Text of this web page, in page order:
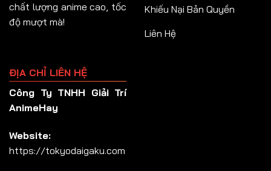
chất lượng anime cao, tốc
độ mượt mà!
Khiếu Nại Bản Quyền
Liên Hệ
ĐỊA CHỈ LIÊN HỆ
Công Ty TNHH Giải Trí
AnimeHay
Website:
https://tokyodaigaku.com